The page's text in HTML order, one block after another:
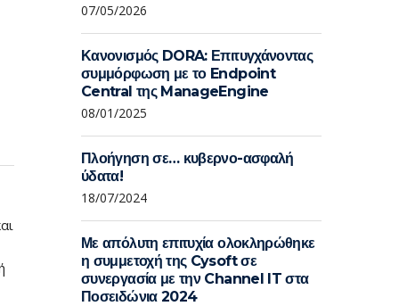
07/05/2026
Κανονισμός DORA: Επιτυγχάνοντας
συμμόρφωση με το Endpoint
Central της ManageEngine
08/01/2025
Πλοήγηση σε… κυβερνο-ασφαλή
ύδατα!
18/07/2024
Με απόλυτη επιτυχία ολοκληρώθηκε
η συμμετοχή της Cysoft σε
συνεργασία με την Channel IT στα
Ποσειδώνια 2024